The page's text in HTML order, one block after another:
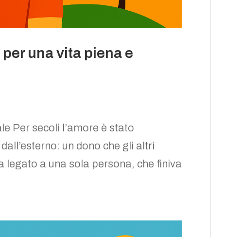
una vita piena e
Per secoli l’amore è stato
un dono che gli altri
legato a una sola persona, che finiva